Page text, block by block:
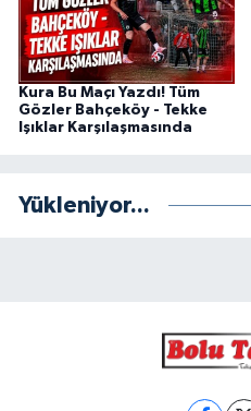
Kura Bu Maçı Yazdı! Tüm
Gözler Bahçeköy - Tekke
Işıklar Karşılaşmasında
Yükleniyor...